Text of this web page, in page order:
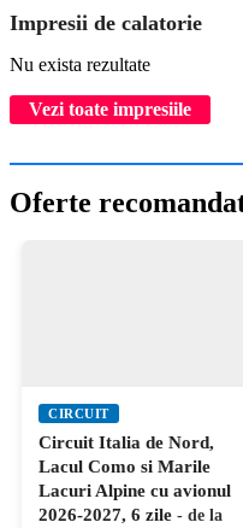
Impresii de calatorie
Nu exista rezultate
Vezi toate impresiile
Oferte
CIRCUIT
Circuit Italia de Nord,
Lacul Como si Marile
Lacuri Alpine cu avionul
2026-2027, 6 zile - de la